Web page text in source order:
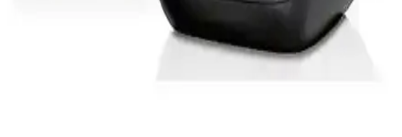
Nokia 2730C ve Samsung B310 karşılaştırmasında, tasarım, ses
kalitesi ve pil ömrü gibi temel özellikler analiz edilerek, kullanıcı
deneyimleri ve avantajlar detaylandırıldı.